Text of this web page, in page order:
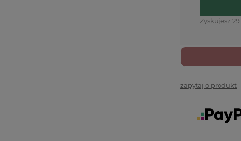
Zyskujesz 29
zapytaj o produkt